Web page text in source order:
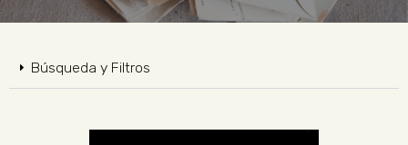
FUNDACIÓN
NOTICIAS
Búsqueda y Filtros